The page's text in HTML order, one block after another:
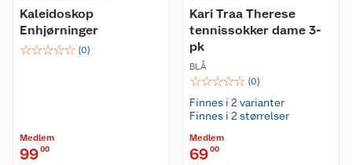
Kaleidoskop
Enhjørninger
☆☆☆☆☆ (0)
Medlem
9900
Kari Traa Therese
tennissokker dame 3-
pk
BLÅ
☆☆☆☆☆ (0)
Finnes i 2 varianter
Finnes i 2 størrelser
Medlem
6900